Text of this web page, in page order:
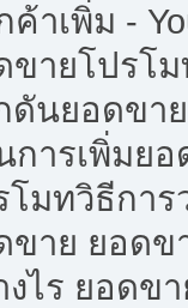
ค้าเพิ่ม -
ขายโปรโ
ดันยอดขา
การเพิ่มย
โมทวิธีการ
ขาย ยอดข
งไร ยอดข